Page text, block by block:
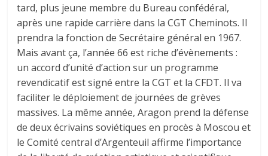
tard, plus jeune membre du Bureau confédéral,
après une rapide carrière dans la CGT Cheminots. Il
prendra la fonction de Secrétaire général en 1967.
Mais avant ça, l’année 66 est riche d’évènements :
un accord d’unité d’action sur un programme
revendicatif est signé entre la CGT et la CFDT. Il va
faciliter le déploiement de journées de grèves
massives. La même année, Aragon prend la défense
de deux écrivains soviétiques en procès à Moscou et
le Comité central d’Argenteuil affirme l’importance